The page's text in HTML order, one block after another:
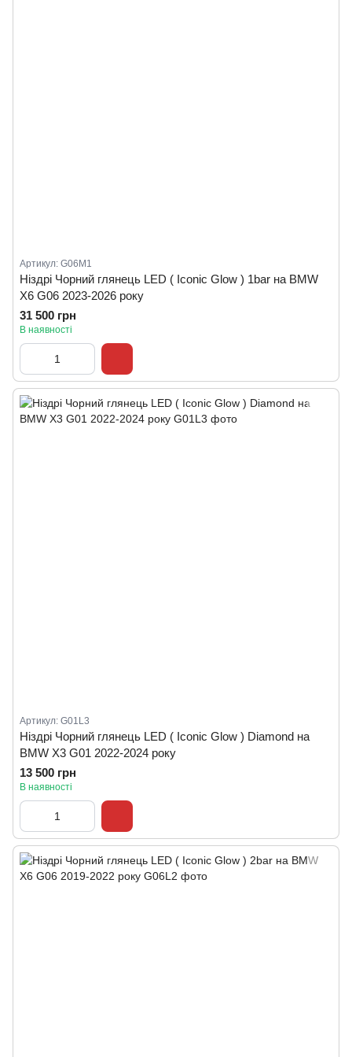
Артикул: G06M1
Ніздрі Чорний глянець LED ( Iconic Glow ) 1bar на BMW
X6 G06 2023-2026 року
31 500 грн
В наявності
Артикул: G01L3
Ніздрі Чорний глянець LED ( Iconic Glow ) Diamond на
BMW X3 G01 2022-2024 року
13 500 грн
В наявності